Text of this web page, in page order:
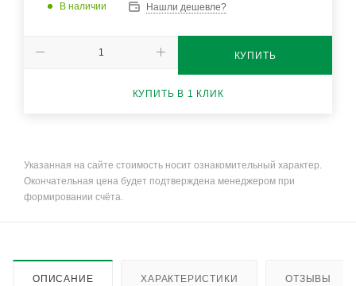
В наличии Нашли дешевле?
КУПИТЬ
КУПИТЬ В 1 КЛИК
Указанная на сайте стоимость носит ознакомительный характер.
Окончательная цена будет подтверждена менеджером при
формировании счёта.
ОПИСАНИЕ ХАРАКТЕРИСТИКИ ОТЗЫВЫ